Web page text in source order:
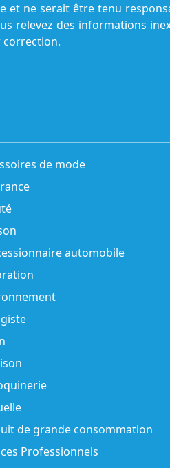
et ne serait être tenu
relevez des informations
correction.
de mode
automobile
de grande consommation
Professionnels